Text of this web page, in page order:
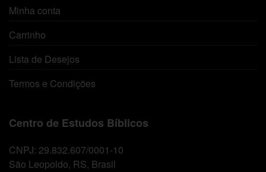
Minha conta
Carrinho
Lista de Desejos
Termos e Condições
Centro de Estudos Bíblicos
CNPJ: 29.832.607/0001-10
São Leopoldo, RS, Brasil